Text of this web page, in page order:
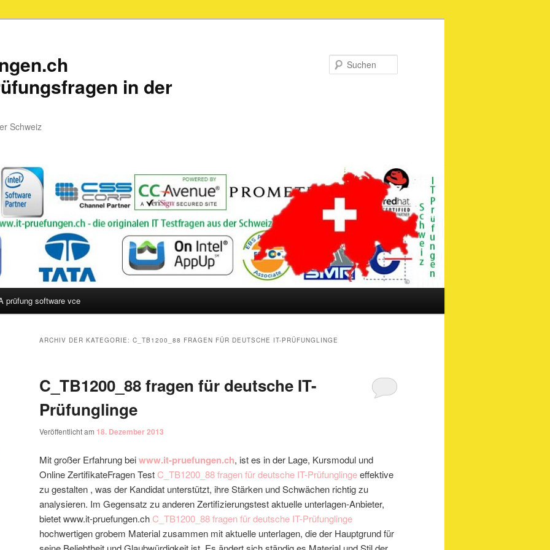
in der
Schweiz
prüfung software vce
ARCHIV DER KATEGORIE: C_TB1200_88 FRAGEN FÜR DEUTSCHE IT-PRÜFUNGLINGE
C_TB1200_88 fragen für deutsche IT-
Prüfunglinge
Veröffentlicht am 18. Dezember 2013
Mit großer Erfahrung beiwww.it-pruefungen.ch, ist es in der Lage, Kursmodul und
Online ZertifikateFragen Test C_TB1200_88 fragen für deutsche IT-Prüfunglingeeffektive
zu gestalten , was der Kandidat unterstützt, ihre Stärken und Schwächen richtig zu
analysieren. Im Gegensatz zu anderen Zertifizierungstest aktuelle unterlagen-Anbieter,
bietet www.it-pruefungen.ch C_TB1200_88 fragen für deutsche IT-Prüfunglinge
hochwertigen grobem Material zusammen mit aktuelle unterlagen, die der Hauptgrund für